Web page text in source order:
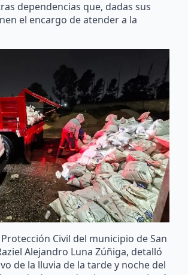
el encargo de atender a la
Alejandro Luna Zúñiga, detalló
de la lluvia de la tarde y noche del
de este domingo, se registró